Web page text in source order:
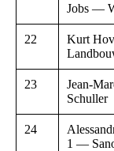
Jobs —
22
Kurt
23
Jean-
Schuller
24
1 —